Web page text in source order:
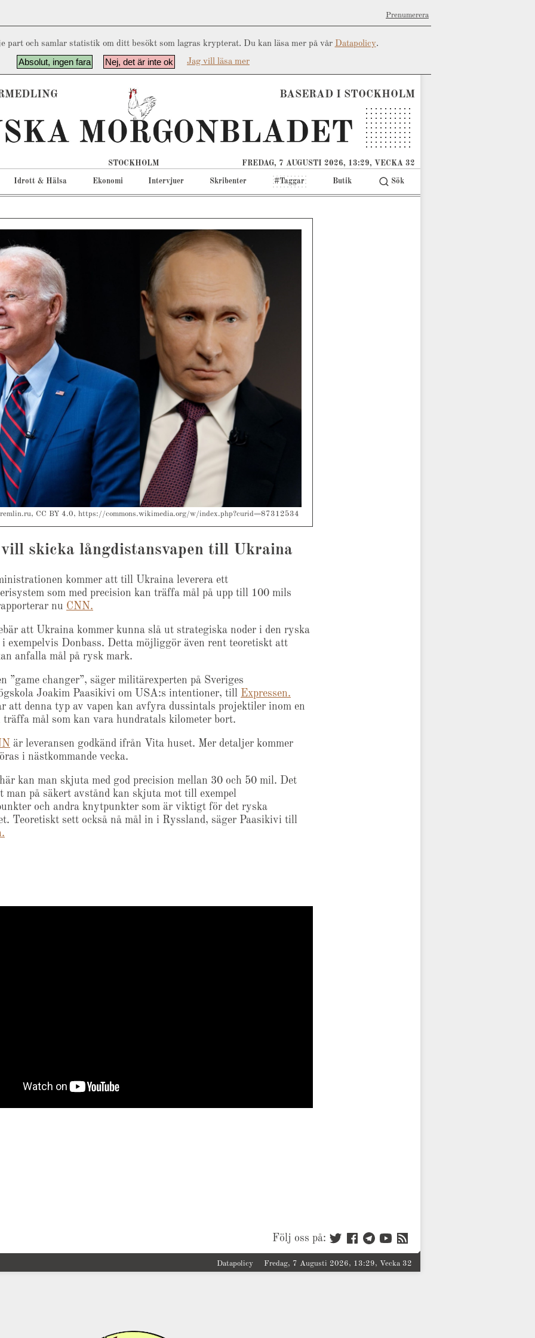
Prenumerera
part och samlar statistik om ditt besökt som lagras krypterat. Du kan läsa mer på vår Datapolicy.
Absolut, ingen fara Nej, det är inte ok Jag vill läsa mer
BASERAD I STOCKHOLM
STOCKHOLM FREDAG, 7 AUGUSTI 2026, 13:29, VECKA 32
Idrott & Hälsa Ekonomi Intervjuer Skribenter #Taggar Butik Sök
CC BY 4.0, https://commons.wikimedia.org/w/index.php?curid=87312534
skicka långdistansvapen till Ukraina
kommer att till Ukraina leverera ett
som med precision kan träffa mål på upp till 100 mils
nu CNN.
att Ukraina kommer kunna slå ut strategiska noder i den ryska
exempelvis Donbass. Detta möjliggör även rent teoretiskt att
anfalla mål på rysk mark.
”game changer”, säger militärexperten på Sveriges
Joakim Paasikivi om USA:s intentioner, till
Expressen.
att denna typ av vapen kan avfyra dussintals projektiler inom en
träffa mål som kan vara hundratals kilometer bort.
är leveransen godkänd ifrån Vita huset. Mer detaljer kommer
i nästkommande vecka.
kan man skjuta med god precision mellan 30 och 50 mil. Det
man på säkert avstånd kan skjuta mot till exempel
och andra knytpunkter som är viktigt för det ryska
Teoretiskt sett också nå mål in i Ryssland, säger Paasikivi till
Följ oss på:
Datapolicy Fredag, 7 Augusti 2026, 13:29, Vecka 32